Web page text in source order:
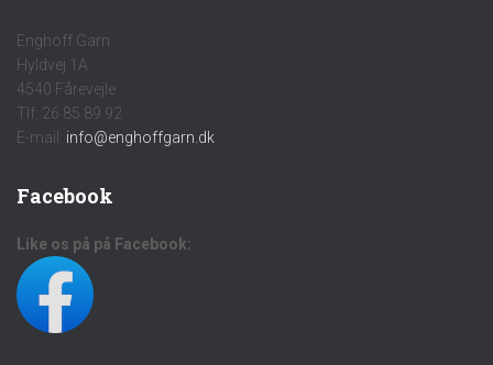
Enghoff Garn
Hyldvej 1A
4540 Fårevejle
Tlf: 26 85 89 92
E-mail: info@enghoffgarn.dk
Facebook
Like os på på Facebook: